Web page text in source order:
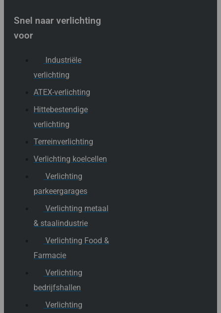
Snel naar verlichting
voor
Industriële
verlichting
ATEX-verlichting
Hittebestendige
verlichting
Terreinverlichting
Verlichting koelcellen
Verlichting
parkeergarages
Verlichting metaal
& staalindustrie
Verlichting Food &
Farmacie
Verlichting
bedrijfshallen
Verlichting